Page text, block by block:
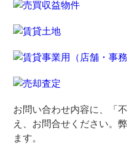
お問い合わせ内容に、「
え、お問合せください。
ます。